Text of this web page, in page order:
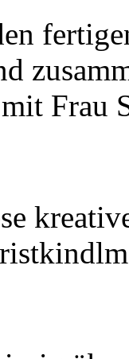
Frau